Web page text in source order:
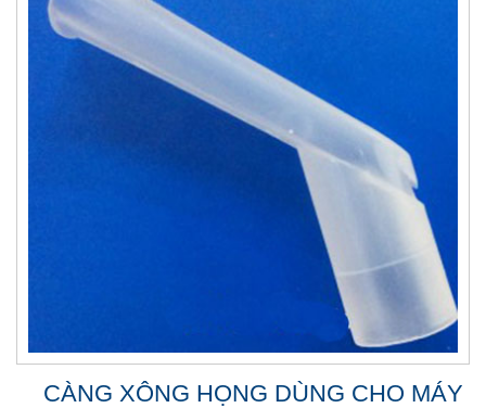
CÀNG XÔNG HỌNG DÙNG CHO MÁY